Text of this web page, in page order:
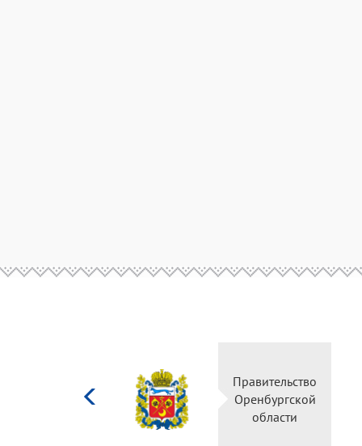
Правительство
Оренбургской
области